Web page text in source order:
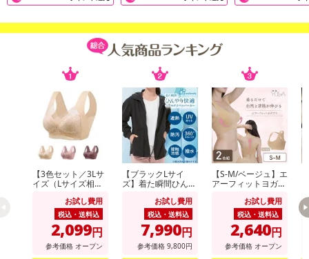
【3色セット／3Lサ
イズ（Lサイズ相
お試し費用
税込・送料込
2,099円
参考価格 オープン
【ブラックLサイ
ズ】着た瞬間ひんや
ールパーカーお試し費用
税込・送料込
7,990円
参考価格 9,800円
【S-M/ベージュ】エ
アーフィットヨガブ
お試し費用
税込・送料込
2,640円
参考価格 オープン